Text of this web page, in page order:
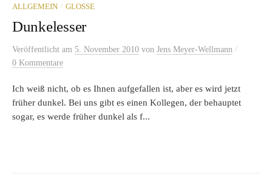
ALLGEMEIN / GLOSSE
Dunkelesser
Veröffentlicht am 5. November 2010 von Jens Meyer-Wellmann /
0 Kommentare
Ich weiß nicht, ob es Ihnen aufgefallen ist, aber es wird jetzt
früher dunkel. Bei uns gibt es einen Kollegen, der behauptet
sogar, es werde früher dunkel als f...